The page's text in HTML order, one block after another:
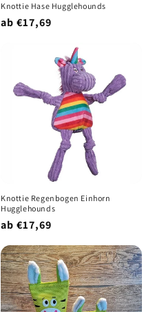
Knottie Hase Hugglehounds
Normaler
ab €17,69
Knottie Regenbogen Einhorn
Hugglehounds
Normaler
ab €17,69